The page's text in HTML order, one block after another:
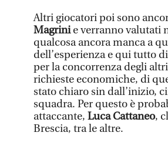
Altri giocatori poi sono
Magrinie verranno valutati
qualcosa ancora manca a
dell’esperienza e qui tutto
per la concorrenza degli
richieste economiche, di
stato chiaro sin dall’inizio,
squadra. Per questo è
attaccante, Luca Cattaneo,
Brescia, tra le altre.